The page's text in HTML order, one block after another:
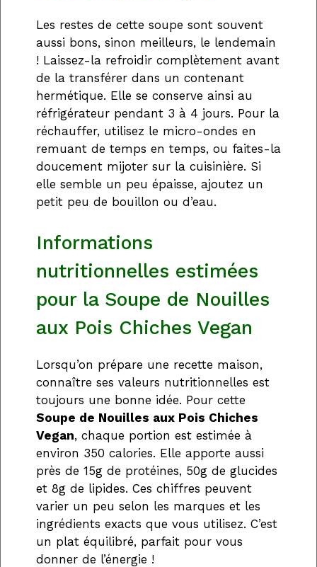
Les restes de cette soupe sont souvent
aussi bons, sinon meilleurs, le lendemain
! Laissez-la refroidir complètement avant
de la transférer dans un contenant
hermétique. Elle se conserve ainsi au
réfrigérateur pendant 3 à 4 jours. Pour la
réchauffer, utilisez le micro-ondes en
remuant de temps en temps, ou faites-la
doucement mijoter sur la cuisinière. Si
elle semble un peu épaisse, ajoutez un
petit peu de bouillon ou d’eau.
Informations
nutritionnelles estimées
pour la Soupe de Nouilles
aux Pois Chiches Vegan
Lorsqu’on prépare une recette maison,
connaître ses valeurs nutritionnelles est
toujours une bonne idée. Pour cette
Soupe de Nouilles aux Pois Chiches
Vegan, chaque portion est estimée à
environ 350 calories. Elle apporte aussi
près de 15g de protéines, 50g de glucides
et 8g de lipides. Ces chiffres peuvent
varier un peu selon les marques et les
ingrédients exacts que vous utilisez. C’est
un plat équilibré, parfait pour vous
donner de l’énergie !